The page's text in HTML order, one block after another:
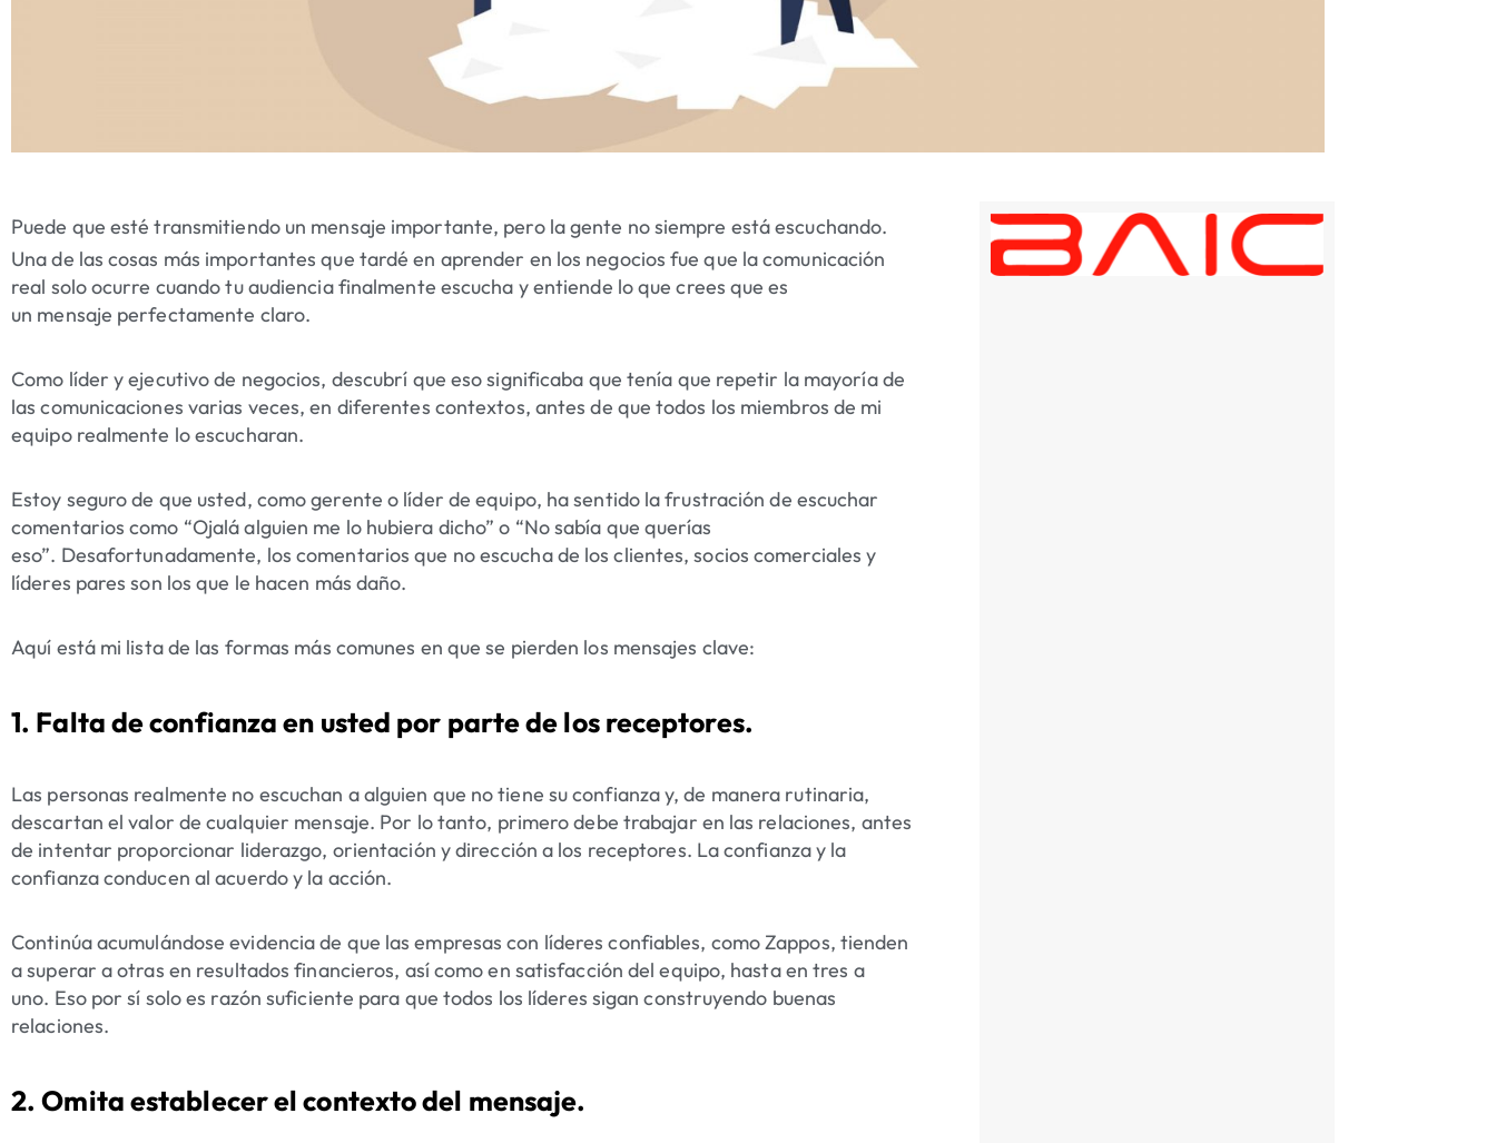
Puede que esté transmitiendo un mensaje importante, pero la gente no siempre está escuchando.
Una de las cosas más importantes que tardé en aprender en los negocios fue que la comunicación
real solo ocurre cuando tu audiencia finalmente escucha y entiende lo que crees que es
un mensaje perfectamente claro.
Como líder y ejecutivo de negocios, descubrí que eso significaba que tenía que repetir la mayoría de
las comunicaciones varias veces, en diferentes contextos, antes de que todos los miembros de mi
equipo realmente lo escucharan.
Estoy seguro de que usted, como gerente o líder de equipo, ha sentido la frustración de escuchar
comentarios como “Ojalá alguien me lo hubiera dicho” o “No sabía que querías
eso”. Desafortunadamente, los comentarios que no escucha de los clientes, socios comerciales y
líderes pares son los que le hacen más daño.
Aquí está mi lista de las formas más comunes en que se pierden los mensajes clave:
1. Falta de confianza en usted por parte de los receptores.
Las personas realmente no escuchan a alguien que no tiene su confianza y, de manera rutinaria,
descartan el valor de cualquier mensaje. Por lo tanto, primero debe trabajar en las relaciones, antes
de intentar proporcionar liderazgo, orientación y dirección a los receptores. La confianza y la
confianza conducen al acuerdo y la acción.
Continúa acumulándose evidencia de que las empresas con líderes confiables, como Zappos, tienden
a superar a otras en resultados financieros, así como en satisfacción del equipo, hasta en tres a
uno. Eso por sí solo es razón suficiente para que todos los líderes sigan construyendo buenas
relaciones.
2. Omita establecer el contexto del mensaje.